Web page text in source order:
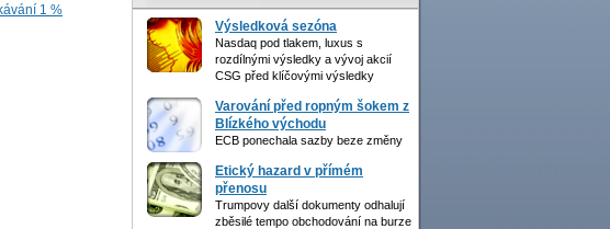
1 %
Výsledková sezóna
Nasdaq pod tlakem, luxus s
rozdílnými výsledky a vývoj akcií
CSG před klíčovými výsledky
Varování před ropným šokem z
Blízkého východu
ECB ponechala sazby beze změny
Etický hazard v přímém
přenosu
Trumpovy další dokumenty odhalují
zběsilé tempo obchodování na burze